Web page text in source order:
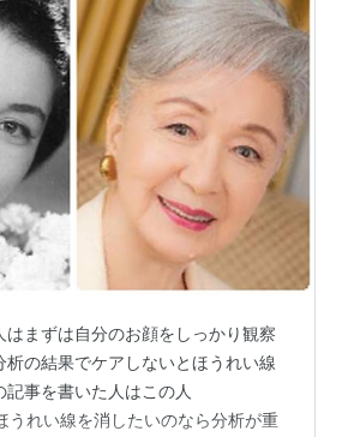
はまずは自分のお顔をしっかり観察
析の結果でケアしないとほうれい線
事を書いた人はこの人
うれい線を消したいのなら分析が重